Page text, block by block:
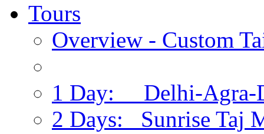
Tours
Overview - Custom
1 Day: Delhi-Agra-
2 Days: Sunrise Taj